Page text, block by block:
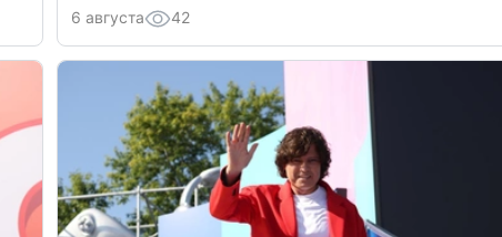
6 августа 42